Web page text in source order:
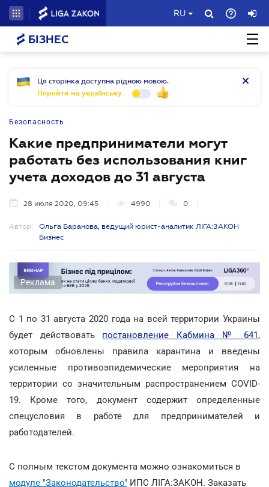
RU
БІЗНЕС
Ця сторінка доступна рідною мовою.
Перейти на українську
Безопасность
Какие предприниматели могут
работать без использования книг
учета доходов до 31 августа
28 июля 2020, 09:45 4990 0
Автор:
Ольга Баранова, ведущий юрист-аналитик ЛІГА:ЗАКОН
Бизнес
Реклама
С 1 по 31 августа 2020 года на всей территории Украины
будет действовать постановление Кабмина № 641,
которым обновлены правила карантина и введены
усиленные противоэпидемические мероприятия на
территории со значительным распространением COVID-
19. Кроме того, документ содержит определенные
спецусловия в работе для предпринимателей и
работодателей.
С полным текстом документа можно ознакомиться в
модуле "Законодательство" ИПС ЛІГА:ЗАКОН. Заказать